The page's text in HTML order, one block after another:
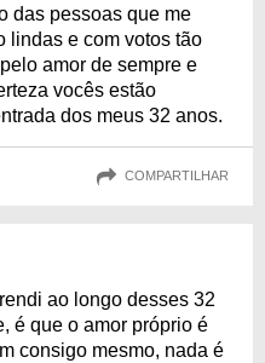
das pessoas que me
lindas e com votos tão
amor de sempre e
vocês estão
dos meus 32 anos.
COMPARTILHAR
ao longo desses 32
é que o amor próprio é
consigo mesmo, nada é